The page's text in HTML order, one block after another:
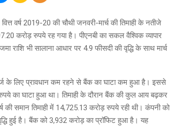
वर्ष 2019-20 की चौथी जनवरी-मार्च की तिमाही के नतीजे
करोड़ रुपये रह गया है। पीएनबी का सकल वैश्विक व्यापार
भी सालाना आधार पर 4.9 फीसदी की वृद्धि के साथ मार्च
के लिए प्रावधान कम रहने से बैंक का घाटा कम हुआ है। इससे
रुपये का घाटा हुआ था। तिमाही के दौरान बैंक की कुल आय बढ़कर
समान तिमाही में 14,725.13 करोड़ रुपये रही थी। कंपनी को
हुई है। बैंक को 3,932 करोड़ का प्रॉफिट हुआ है। यह